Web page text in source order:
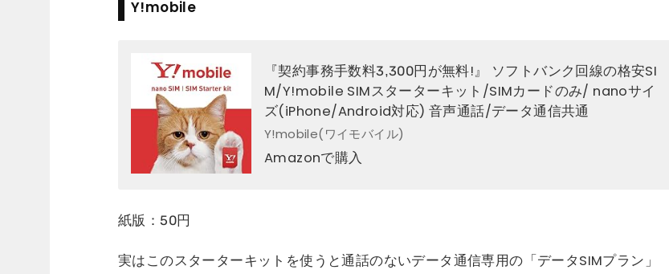
Y!mobile
『契約事務手数料3,300円が無料!』 ソフトバンク回線の格安SI
M/Y!mobile SIMスターターキット/SIMカードのみ/ nanoサイ
ズ(iPhone/Android対応) 音声通話/データ通信共通
Y!mobile(ワイモバイル)
Amazonで購入
紙版：50円
実はこのスターターキットを使うと通話のないデータ通信専用の「データSIMプラン」